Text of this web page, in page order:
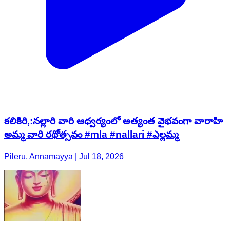
కలికిరి,:నల్లారి వారి ఆధ్వర్యంలో అత్యంత వైభవంగా వారాహి
అమ్మ వారి రథోత్సవం #mla #nallari #ఎల్లమ్మ
Pileru, Annamayya | Jul 18, 2026